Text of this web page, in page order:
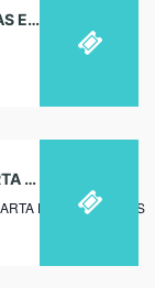
CUENTACUENTOS FAMILIAR: «LEYENDAS EN MIS ALFORJAS», CON FERNANDO SALDAÑA EN ORELLANA LA VIEJA
DE LOS BARROS